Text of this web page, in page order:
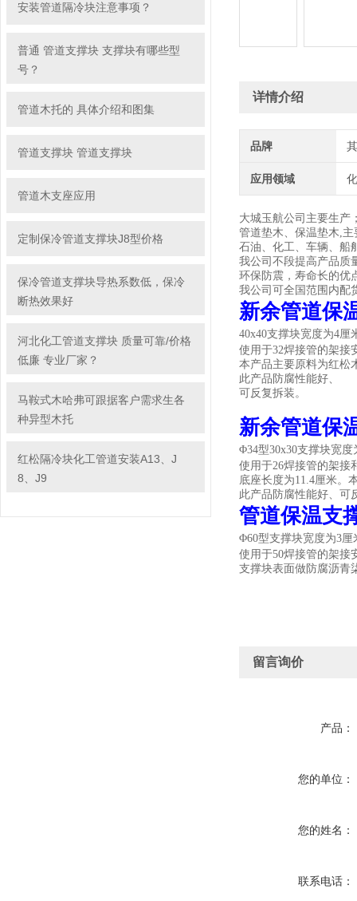
安装管道隔冷块注意事项？
普通 管道支撑块 支撑块有哪些型
号？
管道木托的 具体介绍和图集
管道支撑块 管道支撑块
管道木支座应用
定制保冷管道支撑块J8型价格
保冷管道支撑块导热系数低，保冷
断热效果好
河北化工管道支撑块 质量可靠/价格
低廉 专业厂家？
马鞍式木哈弗可跟据客户需求生各
种异型木托
红松隔冷块化工管道安装A13、J
8、J9
详情介绍
品牌
应用领域
大城玉航公司主要生产
管道垫木、保温垫木,
石油、化工、车辆、船
我公司不段提高产品质
环保防震，寿命长的优
我公司可全国范围内配
新余管道保
40x40支撑块宽度为4厘
使用于32焊接管的架接
本产品主要原料为红松
此产品防腐性能好、
可反复拆装。
新余管道保
Φ34型30x30支撑块宽
使用于26焊接管的架接
底座长度为11.4厘米。
此产品防腐性能好、可
管道保温支
Φ60型支撑块宽度为3厘
使用于50焊接管的架接
支撑块表面做防腐沥青
留言询价
产品：
您的单位：
您的姓名：
联系电话：